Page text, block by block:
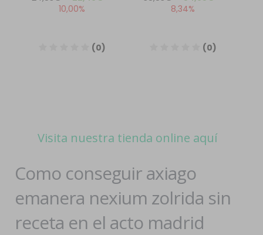
Visita nuestra tienda online aquí
Como conseguir axiago
emanera nexium zolrida sin
receta en el acto madrid